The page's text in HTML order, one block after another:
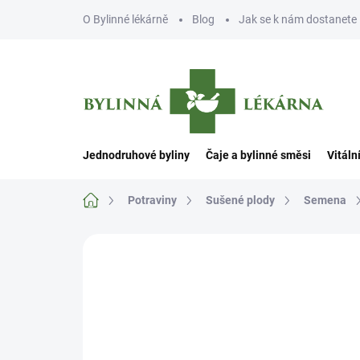
O Bylinné lékárně Blog Jak se k nám dostanete
Jednodruhové byliny Čaje a bylinné směsi
Domů Potraviny Sušené plody Semena